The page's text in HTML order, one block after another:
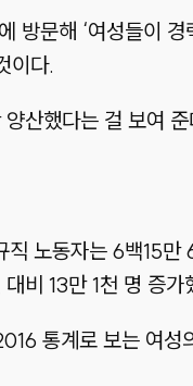
방문해 ‘여성들이
이다.
산했다는 걸 보여 준
노동자는 6백15
비 13만 1천 명 증가
통계로 보는 여